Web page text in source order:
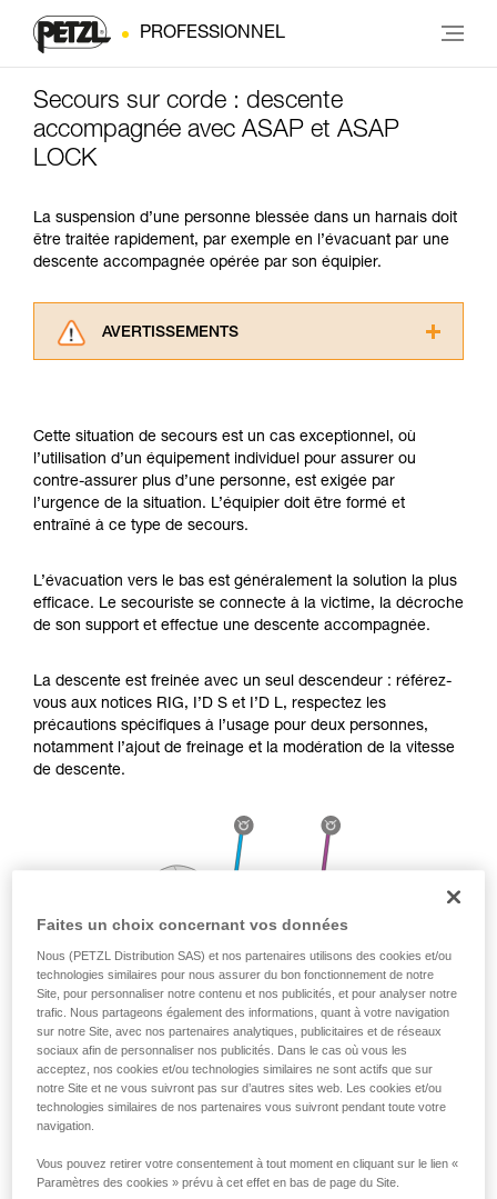
PROFESSIONNEL
Secours sur corde : descente
accompagnée avec ASAP et ASAP
LOCK
La suspension d’une personne blessée dans un harnais doit
être traitée rapidement, par exemple en l’évacuant par une
descente accompagnée opérée par son équipier.
AVERTISSEMENTS
informations de la notice technique pour
pouvoir comprendre ce complément
d’informations.
Maîtriser ces techniques nécessite une
formation et un entraînement spécifique. Validez
la manipulation, seul, en toute sécurité, avant
de la reproduire en autonomie.
Nous donnons des exemples de techniques
Cette situation de secours est un cas exceptionnel, où
l’utilisation d’un équipement individuel pour assurer ou
contre-assurer plus d’une personne, est exigée par
l’urgence de la situation. L’équipier doit être formé et
entraîné à ce type de secours.
L’évacuation vers le bas est généralement la solution la plus
efficace. Le secouriste se connecte à la victime, la décroche
de son support et effectue une descente accompagnée.
La descente est freinée avec un seul descendeur : référez-
vous aux notices RIG, I’D S et I’D L, respectez les
précautions spécifiques à l’usage pour deux personnes,
notamment l’ajout de freinage et la modération de la vitesse
de descente.
Faites un choix concernant vos données
Nous (PETZL Distribution SAS) et nos partenaires utilisons des cookies et/ou
technologies similaires pour nous assurer du bon fonctionnement de notre
Site, pour personnaliser notre contenu et nos publicités, et pour analyser notre
trafic. Nous partageons également des informations, quant à votre navigation
sur notre Site, avec nos partenaires analytiques, publicitaires et de réseaux
sociaux afin de personnaliser nos publicités. Dans le cas où vous les
acceptez, nos cookies et/ou technologies similaires ne sont actifs que sur
notre Site et ne vous suivront pas sur d’autres sites web. Les cookies et/ou
technologies similaires de nos partenaires vous suivront pendant toute votre
navigation.
Vous pouvez retirer votre consentement à tout moment en cliquant sur le lien «
Paramètres des cookies » prévu à cet effet en bas de page du Site.